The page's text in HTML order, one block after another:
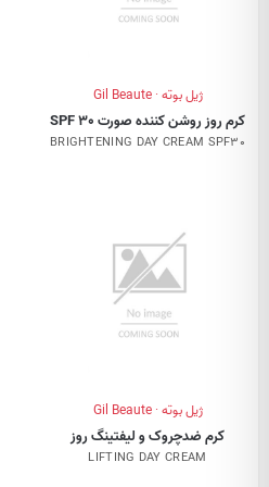
ژیل بوته · Gil Beaute
کرم روز روشن کننده صورت SPF 30
BRIGHTENING DAY CREAM SPF30
ژیل بوته · Gil Beaute
کرم ضدچروک و لیفتینگ روز
LIFTING DAY CREAM